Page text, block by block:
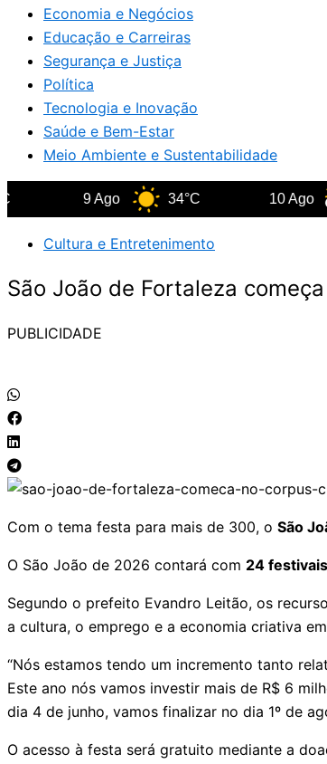
Economia e Negócios
Educação e Carreiras
Segurança e Justiça
Política
Tecnologia e Inovação
Saúde e Bem-Estar
Meio Ambiente e Sustentabilidade
34°C 10 Ago
Cultura e Entretenimento
São João de Fortaleza
PUBLICIDADE
Com o tema festa para mais de 300, o São
O São João de 2026 contará com 24
Segundo o prefeito Evandro Leitão, os
a cultura, o emprego e a economia criativa
“Nós estamos tendo um incremento tanto
Este ano nós vamos investir mais de R$ 6
dia 4 de junho, vamos finalizar no dia 1º de
O acesso à festa será gratuito mediante a